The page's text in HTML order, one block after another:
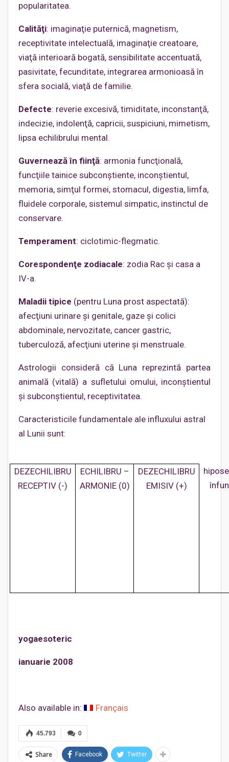
popularitatea.
Calităţi: imaginaţie puternică, magnetism,
receptivitate intelectuală, imaginaţie creatoare,
viaţă interioară bogată, sensibilitate accentuată,
pasivitate, fecunditate, integrarea armonioasă în
sfera socială, viaţă de familie.
Defecte: reverie excesivă, timiditate, inconstanţă,
indecizie, indolenţă, capricii, suspiciuni, mimetism,
lipsa echilibrului mental.
Guvernează în fiinţă: armonia funcţională,
funcţiile tainice subconştiente, inconştientul,
memoria, simţul formei, stomacul, digestia, limfa,
fluidele corporale, sistemul simpatic, instinctul de
conservare.
Temperament: ciclotimic-flegmatic.
Corespondenţe zodiacale: zodia Rac şi casa a
IV-a.
Maladii tipice (pentru Luna prost aspectată):
afecţiuni urinare şi genitale, gaze şi colici
abdominale, nervozitate, cancer gastric,
tuberculoză, afecţiuni uterine şi menstruale.
Astrologii consideră că Luna reprezintă partea
animală (vitală) a sufletului omului, inconştientul
şi subconştientul, receptivitatea.
Caracteristicile fundamentale ale influxului astral
al Lunii sunt:
DEZECHILIBRU
RECEPTIV (-)
ECHILIBRU –
ARMONIE (0)
DEZECHILIBRU
EMISIV (+)
yogaesoteric
ianuarie 2008
Also available in: Français
0
45.793
Share Facebook Twitter